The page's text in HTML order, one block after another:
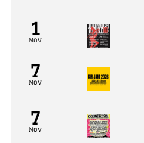
1
Nov
7
Nov
7
Nov